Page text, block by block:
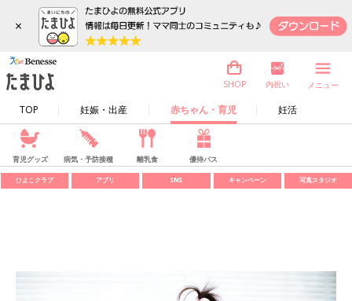
×
TOP 妊娠・出産 赤ちゃん・育児 妊活
SHOP 内祝い メニュー
育児グッズ 病気・予防接種 離乳食 優待パス
ひよこクラブ アプリ SNS キャンペーン 写真スタジオ